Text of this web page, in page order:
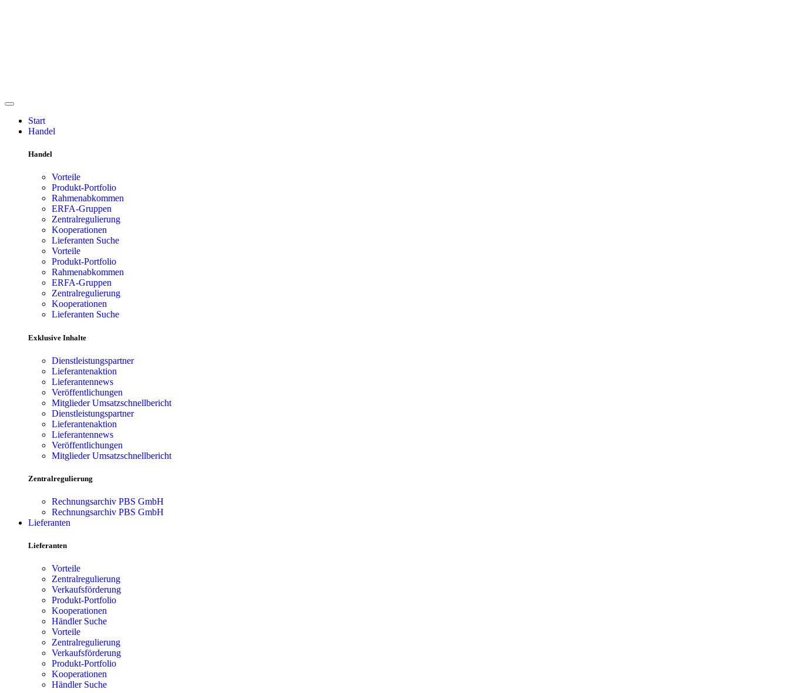
Start
Handel
Handel
Vorteile
Produkt-Portfolio
Rahmenabkommen
ERFA-Gruppen
Zentralregulierung
Kooperationen
Lieferanten Suche
Vorteile
Produkt-Portfolio
Rahmenabkommen
ERFA-Gruppen
Zentralregulierung
Kooperationen
Lieferanten Suche
Exklusive Inhalte
Dienstleistungspartner
Lieferantenaktion
Lieferantennews
Veröffentlichungen
Mitglieder Umsatzschnellbericht
Dienstleistungspartner
Lieferantenaktion
Lieferantennews
Veröffentlichungen
Mitglieder Umsatzschnellbericht
Zentralregulierung
Rechnungsarchiv PBS GmbH
Rechnungsarchiv PBS GmbH
Lieferanten
Lieferanten
Vorteile
Zentralregulierung
Verkaufsförderung
Produkt-Portfolio
Kooperationen
Händler Suche
Vorteile
Zentralregulierung
Verkaufsförderung
Produkt-Portfolio
Kooperationen
Händler Suche